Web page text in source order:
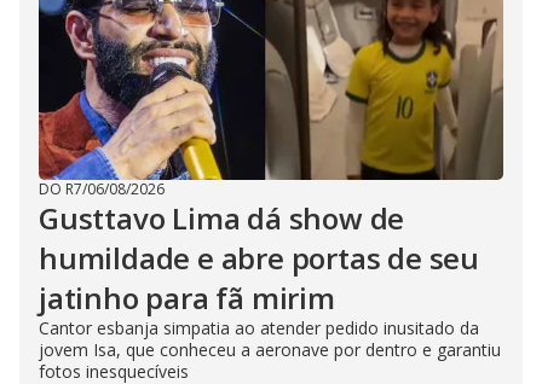
DO R7/06/08/2026
Gusttavo Lima dá show de
humildade e abre portas de seu
jatinho para fã mirim
Cantor esbanja simpatia ao atender pedido inusitado da
jovem Isa, que conheceu a aeronave por dentro e garantiu
fotos inesquecíveis